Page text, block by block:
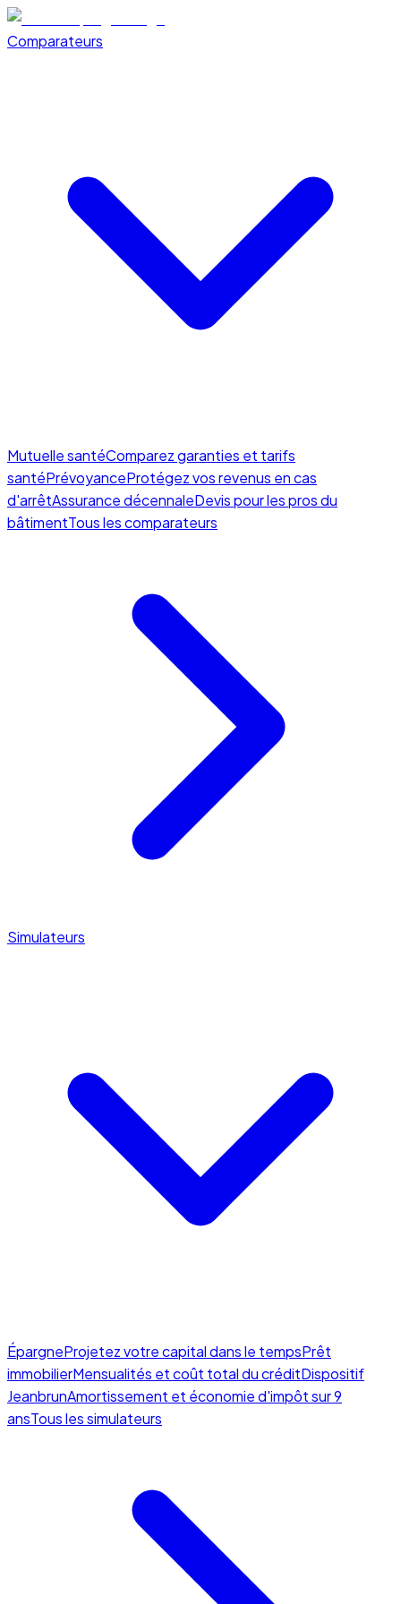
Comparateurs
Mutuelle santéComparez garanties et tarifs
santéPrévoyanceProtégez vos revenus en cas
d'arrêtAssurance décennaleDevis pour les pros du
bâtimentTous les comparateurs
Simulateurs
ÉpargneProjetez votre capital dans le tempsPrêt
immobilierMensualités et coût total du créditDispositif
JeanbrunAmortissement et économie d'impôt sur 9
ansTous les simulateurs